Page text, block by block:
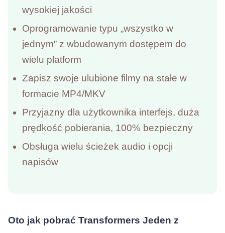
wysokiej jakości
Oprogramowanie typu „wszystko w
jednym” z wbudowanym dostępem do
wielu platform
Zapisz swoje ulubione filmy na stałe w
formacie MP4/MKV
Przyjazny dla użytkownika interfejs, duża
prędkość pobierania, 100% bezpieczny
Obsługa wielu ścieżek audio i opcji
napisów
Oto jak pobrać Transformers Jeden z